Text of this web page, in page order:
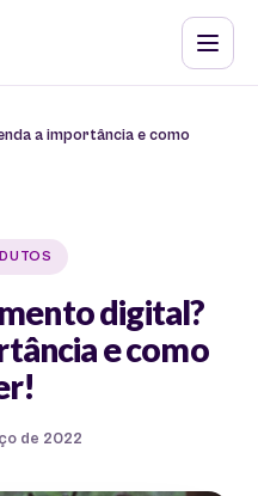
a importância e como
digital?
e como
de 2022